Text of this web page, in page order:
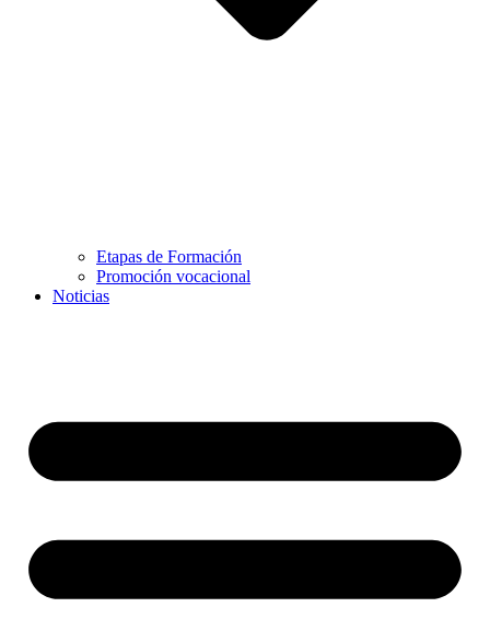
Etapas de Formación
Promoción vocacional
Noticias